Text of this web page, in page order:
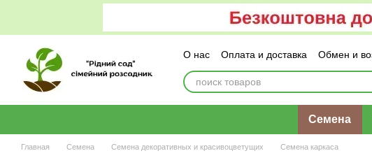
О нас Оплата и доставка Обмен и
Семена
Главная Семена Семена декоративных и красивоцветущих Семена каркаса